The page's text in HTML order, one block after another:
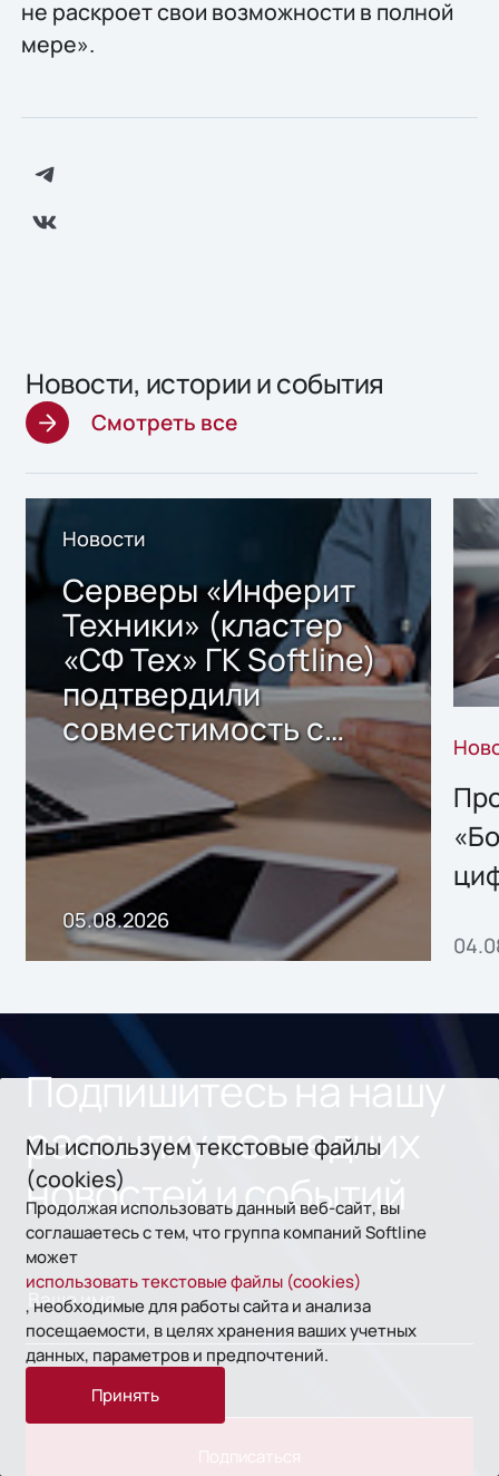
не раскроет свои возможности в полной
мере».
Новости, истории и события
Смотреть все
Новости
Серверы «Инферит
Техники» (кластер
«СФ Тех» ГК Softline)
подтвердили
совместимость с
решением Sharx
Storage 2.x для
хранения данных
05.08.2026
Подпишитесь на нашу
рассылку последних
новостей и событий
Подписаться
Мы используем текстовые файлы
(cookies)
Продолжая использовать данный веб-сайт, вы
соглашаетесь с тем, что группа компаний Softline
может
использовать текстовые файлы (cookies)
, необходимые для работы сайта и анализа
посещаемости, в целях хранения ваших учетных
данных, параметров и предпочтений.
Принять